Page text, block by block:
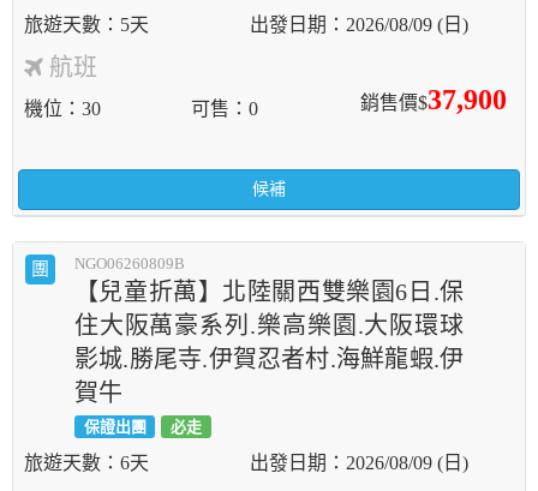
5天 2026/08/09 (日)
航班
銷售價$37,900
機位 30 可售 0
候補
團 NGO06260809B
【兒童折萬】北陸關西雙樂園6日.保
住大阪萬豪系列.樂高樂園.大阪環球
影城.勝尾寺.伊賀忍者村.海鮮龍蝦.伊
賀牛
保證出團 必走
6天 2026/08/09 (日)